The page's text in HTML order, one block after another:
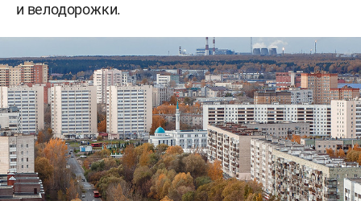
и велодорожки.